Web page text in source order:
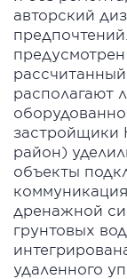
авторский
располагают
район)
объекты
дренажной
грунтовых
удаленного